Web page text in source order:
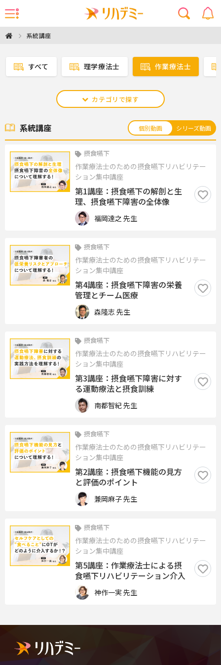
系統講座
すべて 理学療法士 作業療法士
カテゴリで探す
系統講座 個別動画 シリーズ動画
摂食嚥下
作業療法士のための摂食嚥下リハビリテー
ション集中講座
第1講座：摂食嚥下の解剖と生
理、摂食嚥下障害の全体像
福岡達之 先生
摂食嚥下
作業療法士のための摂食嚥下リハビリテー
ション集中講座
第4講座：摂食嚥下障害の栄養
管理とチーム医療
森隆志 先生
摂食嚥下
作業療法士のための摂食嚥下リハビリテー
ション集中講座
第3講座：摂食嚥下障害に対す
る運動療法と摂食訓練
南都智紀 先生
摂食嚥下
作業療法士のための摂食嚥下リハビリテー
ション集中講座
第2講座：摂食嚥下機能の見方
と評価のポイント
兼岡麻子 先生
摂食嚥下
作業療法士のための摂食嚥下リハビリテー
ション集中講座
第5講座：作業療法士による摂
食嚥下リハビリテーション介入
神作一実 先生